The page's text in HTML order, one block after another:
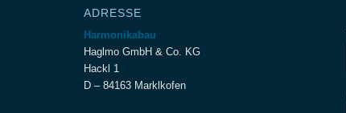
ADRESSE
Harmonikabau
Haglmo GmbH & Co. KG
Hackl 1
D – 84163 Marklkofen